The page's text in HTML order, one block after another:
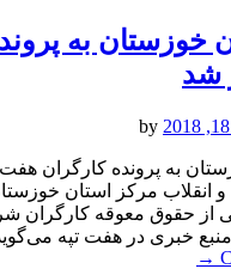
خوزستان به
شد
به پرونده کارگران
انقلاب مرکز استان
از حقوق معوقه کارگران
خبری در هفت تپه
→